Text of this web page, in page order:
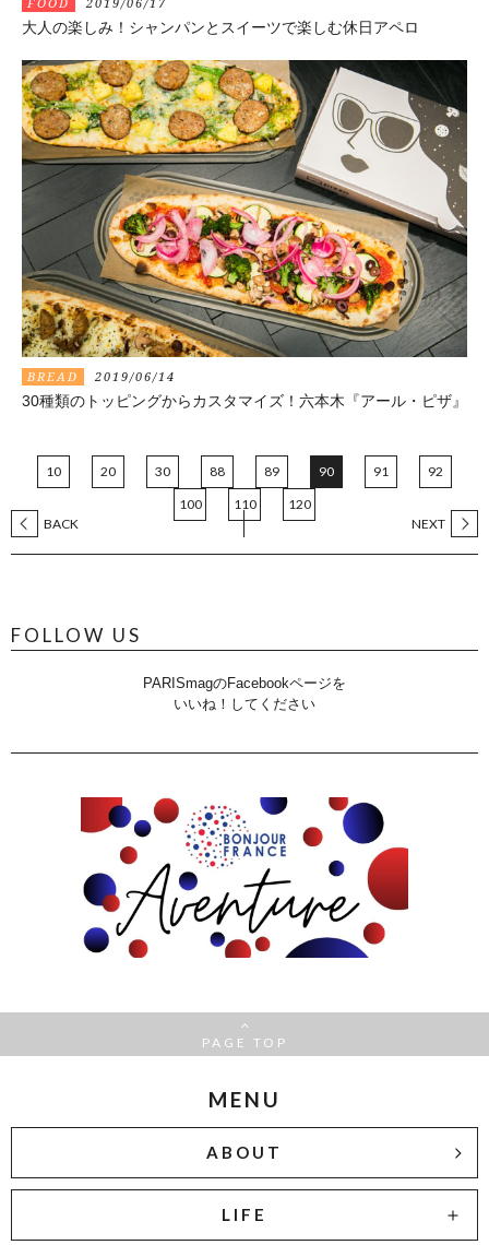
大人の楽しみ！シャンパンとスイーツで楽しむ休日アペロ
BREAD 2019/06/14
30種類のトッピングからカスタマイズ！六本木『アール・ピザ』
BACK
10 20 30 88 89 90 91
92
100
110
120
NEXT
FOLLOW US
PARISmagのFacebookページを
いいね！してください
PAGE TOP
MENU
ABOUT
LIFE